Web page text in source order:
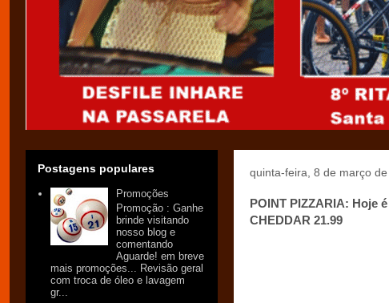
quinta-feira, 8 de março
POINT PIZZARIA: Hoje
CHEDDAR 21.99
Postagens populares
Promoções
Promoção : Ganhe
brinde visitando
nosso blog e
comentando
Aguarde! em breve
mais promoções... Revisão geral
com troca de óleo e lavagem
gr...